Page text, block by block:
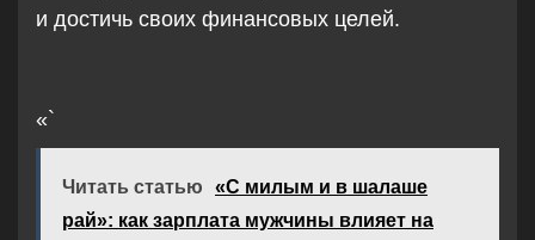
и достичь своих финансовых целей.
«`
Читать статью
«С милым и в шалаше
рай»: как зарплата мужчины влияет на